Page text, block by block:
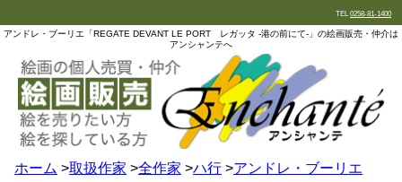
TEL 0258-81-1400
アンドレ・ブーリエ「REGATE DEVANT LE PORT レガッタ -港の前にて-」の絵画販売・仲介は
アンシャンテへ
ホーム >取扱作家 >全作家 >ハ行 >アンドレ・ブーリエ